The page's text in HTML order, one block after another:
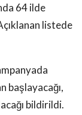
64 ilde
listede
başlayacağı,
bildirildi.